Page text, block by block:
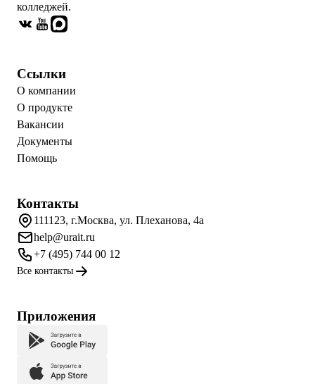
колледжей.
Ссылки
О компании
О продукте
Вакансии
Документы
Помощь
Контакты
111123, г.Москва, ул. Плеханова, 4а
help@urait.ru
+7 (495) 744 00 12
Все контакты
Приложения